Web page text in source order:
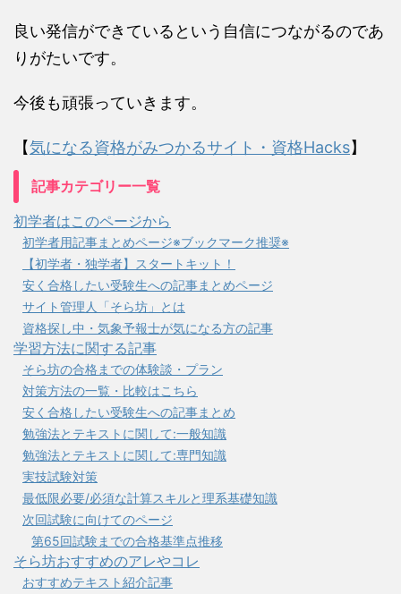
良い発信ができているという自信につながるのであ
りがたいです。
今後も頑張っていきます。
【気になる資格がみつかるサイト・資格Hacks】
記事カテゴリー一覧
初学者はこのページから
初学者用記事まとめページ※ブックマーク推奨※
【初学者・独学者】スタートキット！
安く合格したい受験生への記事まとめページ
サイト管理人「そら坊」とは
資格探し中・気象予報士が気になる方の記事
学習方法に関する記事
そら坊の合格までの体験談・プラン
対策方法の一覧・比較はこちら
安く合格したい受験生への記事まとめ
勉強法とテキストに関して:一般知識
勉強法とテキストに関して:専門知識
実技試験対策
最低限必要/必須な計算スキルと理系基礎知識
次回試験に向けてのページ
第65回試験までの合格基準点推移
そら坊おすすめのアレやコレ
おすすめテキスト紹介記事